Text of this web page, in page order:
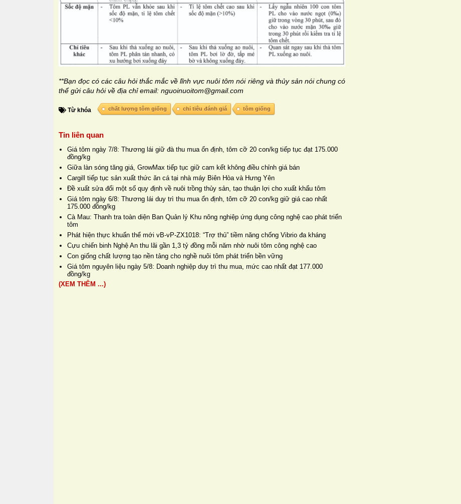
**Bạn đọc có các câu hỏi thắc mắc về lĩnh vực nuôi tôm nói riêng và thủy sản nói chung có
thể gửi câu hỏi về địa chỉ email: nguoinuoitom@gmail.com
Từ khóa chất lượng tôm giống chỉ tiêu đánh giá tôm giống
Tin liên quan
Giá tôm ngày 7/8: Thương lái giữ đà thu mua ổn định, tôm cỡ 20 con/kg tiếp tục đạt 175.000
đồng/kg
Giữa làn sóng tăng giá, GrowMax tiếp tục giữ cam kết không điều chỉnh giá bán
Cargill tiếp tục sản xuất thức ăn cá tại nhà máy Biên Hòa và Hưng Yên
Đề xuất sửa đổi một số quy định về nuôi trồng thủy sản, tạo thuận lợi cho xuất khẩu tôm
Giá tôm ngày 6/8: Thương lái duy trì thu mua ổn định, tôm cỡ 20 con/kg giữ giá cao nhất
175.000 đồng/kg
Cà Mau: Thanh tra toàn diện Ban Quản lý Khu nông nghiệp ứng dụng công nghệ cao phát triển
tôm
Phát hiện thực khuẩn thể mới vB-vP-ZX1018: “Trợ thủ” tiềm năng chống Vibrio đa kháng
Cựu chiến binh Nghệ An thu lãi gần 1,3 tỷ đồng mỗi năm nhờ nuôi tôm công nghệ cao
Con giống chất lượng tạo nền tảng cho nghề nuôi tôm phát triển bền vững
Giá tôm nguyên liệu ngày 5/8: Doanh nghiệp duy trì thu mua, mức cao nhất đạt 177.000
đồng/kg
(XEM THÊM ...)